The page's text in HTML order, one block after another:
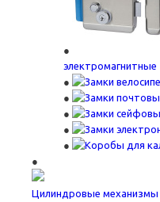
электромагнитные
Цилиндровые механизмы